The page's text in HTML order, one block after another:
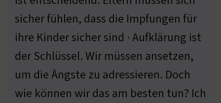
sicher fühlen, dass die Impfungen für
ihre Kinder sicher sind · Aufklärung ist
der Schlüssel. Wir müssen ansetzen,
um die Ängste zu adressieren. Doch
wie können wir das am besten tun? Ich